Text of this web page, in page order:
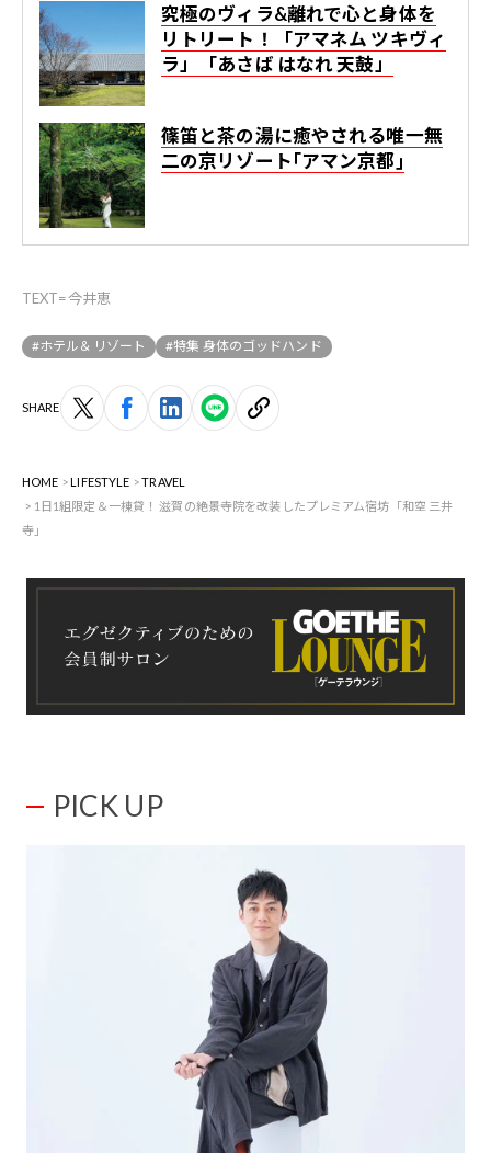
究極のヴィラ&離れで心と身体を
リトリート！「アマネム ツキヴィ
ラ」「あさば はなれ 天鼓」
篠笛と茶の湯に癒やされる唯一無
二の京リゾート｢アマン京都｣
TEXT=今井恵
#ホテル＆リゾート #特集 身体のゴッドハンド
SHARE
HOME LIFESTYLE
TRAVEL
1日1組限定＆一棟貸！ 滋賀の絶景寺院を改装したプレミアム宿坊「和空 三井
寺」
PICK UP